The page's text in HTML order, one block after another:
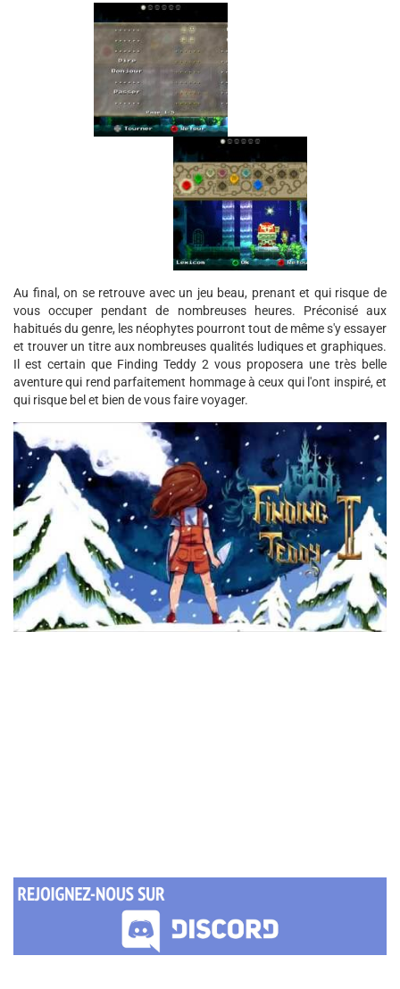
Au final, on se retrouve avec un jeu beau, prenant et qui risque de
vous occuper pendant de nombreuses heures. Préconisé aux
habitués du genre, les néophytes pourront tout de même s'y essayer
et trouver un titre aux nombreuses qualités ludiques et graphiques.
Il est certain que Finding Teddy 2 vous proposera une très belle
aventure qui rend parfaitement hommage à ceux qui l'ont inspiré, et
qui risque bel et bien de vous faire voyager.